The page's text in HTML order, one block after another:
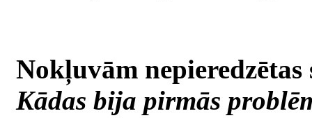
Nokļuvām
Kādas bija pirmās